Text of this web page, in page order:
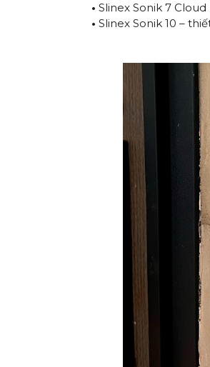
• Slinex Sonik 7
• Slinex Sonik 10 –